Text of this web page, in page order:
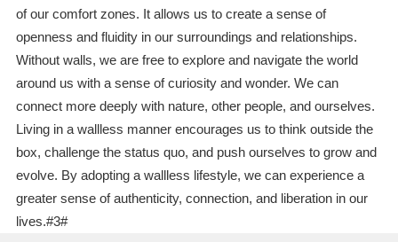
of our comfort zones. It allows us to create a sense of
openness and fluidity in our surroundings and relationships.
Without walls, we are free to explore and navigate the world
around us with a sense of curiosity and wonder. We can
connect more deeply with nature, other people, and ourselves.
Living in a wallless manner encourages us to think outside the
box, challenge the status quo, and push ourselves to grow and
evolve. By adopting a wallless lifestyle, we can experience a
greater sense of authenticity, connection, and liberation in our
lives.#3#